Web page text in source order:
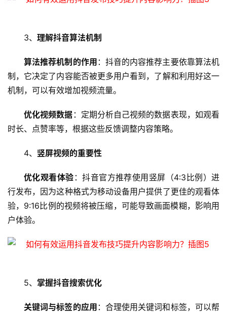
服
务
虚
技
术
教
3、 理解抖音算法机制
算法推荐机制的作用 ：抖音的内容推荐主要依靠算法机
制，它决定了内容能否被更多用户看到，了解和利用好这一
机制，可以有效增加视频流量。
优化视频数据 ：定期分析自己视频的数据表现，如观看
时长、点赞率等，根据这些反馈调整内容策略。
4、 竖屏视频的重要性
优化观看体验 ：抖音官方推荐使用竖屏（4:3比例）进
行发布，因为这种格式为移动设备用户提供了更佳的观看体
验，9:16比例的视频将被压缩，可能导致画面模糊，影响用
户体验。
5、 掌握抖音搜索优化
关键词与标签的应用 ：合理使用关键词和标签，可以帮